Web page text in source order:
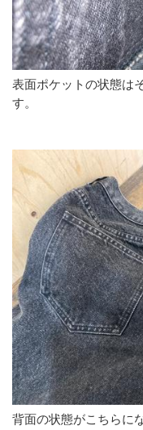
表面ポケットの状態は
す。
背面の状態がこちらに